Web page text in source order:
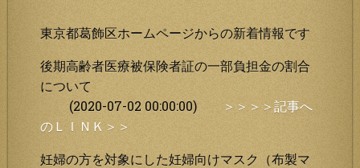
東京都葛飾区ホームページからの新着情報です
後期高齢者医療被保険者証の一部負担金の割合
について
(2020-07-02 00:00:00)
＞＞＞＞記事へ
のＬＩＮＫ＞＞
妊婦の方を対象にした妊婦向けマスク（布製マ